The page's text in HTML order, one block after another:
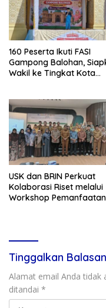
160 Peserta Ikuti FASI
Gampong Balohan,
Wakil ke Tingkat Kota
USK dan BRIN Perkuat
Kolaborasi Riset melalui
Workshop
Tinggalkan Balasan
Alamat email Anda tidak
ditandai *